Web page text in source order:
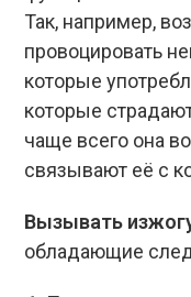
Так, например,
провоцировать
которые
которые
чаще всего она
связывают её с
Вызывать
обладающие